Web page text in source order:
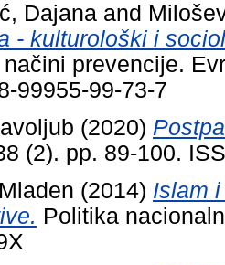
Dajana and
- kulturološki i
prevencije.
99955-99-73-7
(2020)
(2). pp. 89-100.
(2014) Islam
Politika